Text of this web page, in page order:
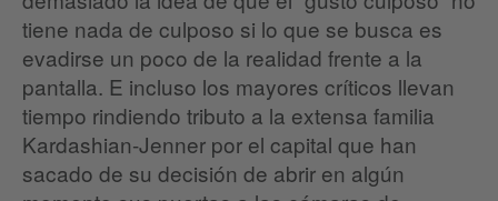
tiene nada de culposo si lo que se busca es
evadirse un poco de la realidad frente a la
pantalla. E incluso los mayores críticos llevan
tiempo rindiendo tributo a la extensa familia
Kardashian-Jenner por el capital que han
sacado de su decisión de abrir en algún